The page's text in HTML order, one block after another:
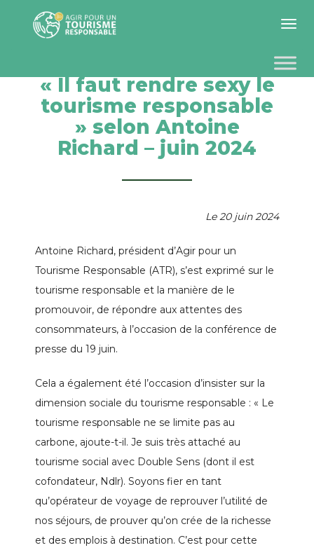
Toggle
« Il faut rendre sexy le
tourisme responsable
» selon Antoine
Richard – juin 2024
Le 20 juin 2024
Antoine Richard, président d’Agir pour un
Tourisme Responsable (ATR), s’est exprimé sur le
tourisme responsable et la manière de le
promouvoir, de répondre aux attentes des
consommateurs, à l’occasion de la conférence de
presse du 19 juin.
Cela a également été l’occasion d’insister sur la
dimension sociale du tourisme responsable : « Le
tourisme responsable ne se limite pas au
carbone, ajoute-t-il. Je suis très attaché au
tourisme social avec Double Sens (dont il est
cofondateur, Ndlr). Soyons fier en tant
qu’opérateur de voyage de reprouver l’utilité de
nos séjours, de prouver qu’on crée de la richesse
et des emplois à destination. C’est pour cette